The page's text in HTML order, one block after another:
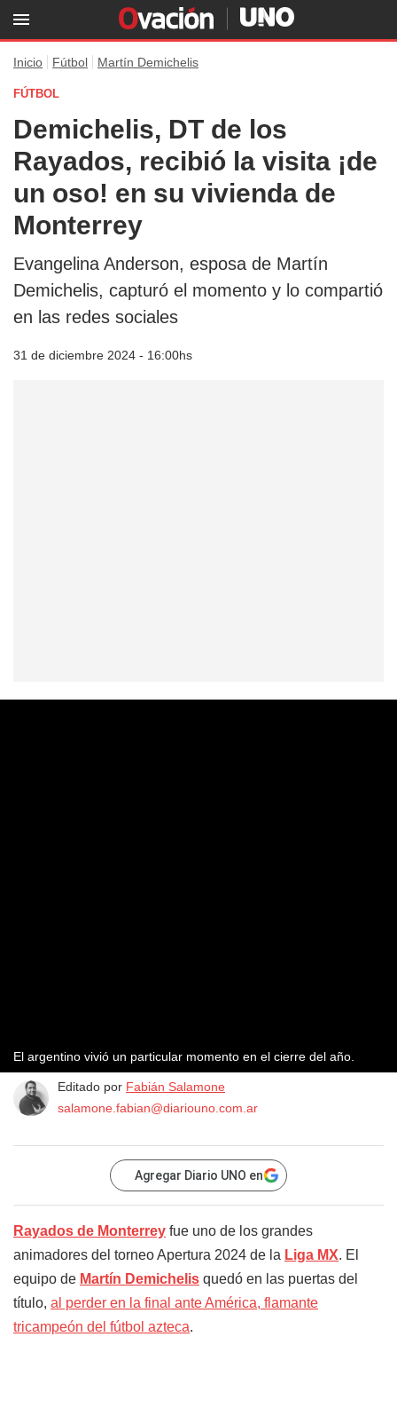
Inicio Fútbol Martín Demichelis
FÚTBOL
Demichelis, DT de los
Rayados, recibió la visita ¡de
un oso! en su vivienda de
Monterrey
Evangelina Anderson, esposa de Martín
Demichelis, capturó el momento y lo compartió
en las redes sociales
31 de diciembre 2024 - 16:00hs
El argentino vivió un particular momento en el cierre del año.
Editado por Fabián Salamone
salamone.fabian@diariouno.com.ar
Agregar Diario UNO en
Rayados de Monterrey fue uno de los grandes
animadores del torneo Apertura 2024 de la Liga MX. El
equipo de Martín Demichelis quedó en las puertas del
título, al perder en la final ante América, flamante
tricampeón del fútbol azteca.